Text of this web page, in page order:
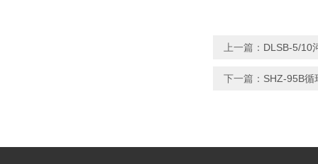
上一篇： DLSB-5/10
下一篇： SHZ-95B循